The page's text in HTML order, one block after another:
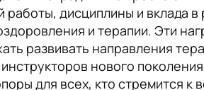
работы, дисциплины и вклада в
и терапии. Эти
развивать направления
нового
для всех, кто стремится к